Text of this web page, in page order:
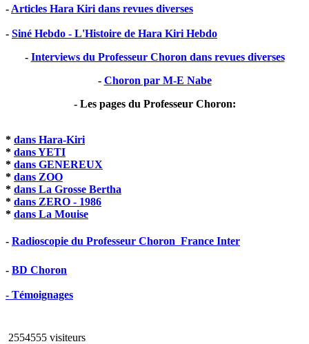
- Articles Hara Kiri dans revues diverses
- Siné Hebdo - L'Histoire de Hara Kiri Hebdo
- Interviews du Professeur Choron dans revues diverses
- Choron par M-E Nabe
- Les pages du Professeur Choron:
* dans Hara-Kiri
* dans YETI
* dans GENEREUX
* dans ZOO
* dans La Grosse Bertha
* dans ZERO - 1986
* dans La Mouise
- Radioscopie du Professeur Choron  France Inter
- BD Choron
- Témoignages
2554555 visiteurs